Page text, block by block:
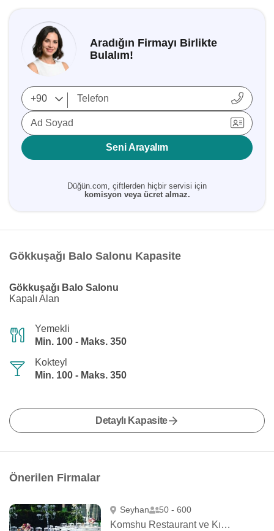
Aradığın Firmayı Birlikte
Bulalım!
Ad Soyad
Seni Arayalım
Düğün.com, çiftlerden hiçbir servisi için
komisyon veya ücret almaz.
Gökkuşağı Balo Salonu Kapasite
Gökkuşağı Balo Salonu
Kapalı Alan
Yemekli
Min. 100 - Maks. 350
Kokteyl
Min. 100 - Maks. 350
Detaylı Kapasite
Önerilen Firmalar
Seyhan 50 - 600
Komshu Restaurant ve Kır Düğünü